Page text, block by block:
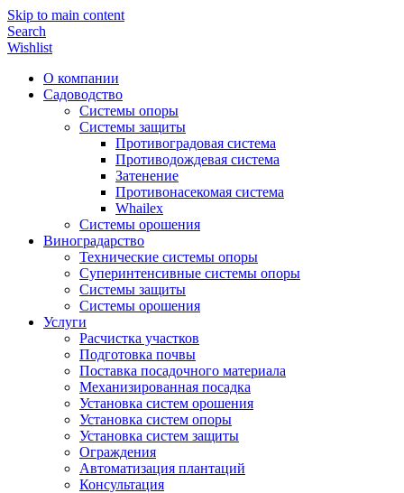
Skip to main content
Search
Wishlist
О компании
Садоводство
Системы опоры
Системы защиты
Противоградовая система
Противодождевая система
Затенение
Противонасекомая система
Whailex
Системы орошения
Виноградарство
Технические системы опоры
Суперинтенсивные системы опоры
Системы защиты
Системы орошения
Услуги
Расчистка участков
Подготовка почвы
Поставка посадочного материала
Механизированная посадка
Установка систем орошения
Установка систем опоры
Установка систем защиты
Ограждения
Автоматизация плантаций
Консультация